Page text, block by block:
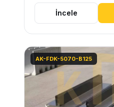
İncele
AK-FDK-5070-B125